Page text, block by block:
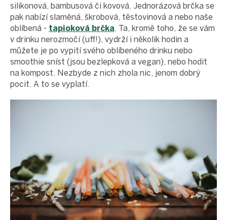
silikonová, bambusová či kovová. Jednorázová brčka se
pak nabízí slaměná, škrobová, těstovinová a nebo naše
oblíbená - tapioková brčka. Ta, kromě toho, že se vám
v drinku nerozmočí (uff!), vydrží i několik hodin a
můžete je po vypití svého oblíbeného drinku nebo
smoothie sníst (jsou bezlepková a vegan), nebo hodit
na kompost. Nezbyde z nich zhola nic, jenom dobrý
pocit. A to se vyplatí.